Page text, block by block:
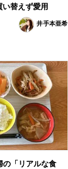
替えず愛用
井手本亜希
の「リアルな食